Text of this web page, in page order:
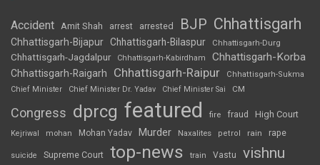
Accident Amit Shah arrest arrested BJP Chhattisgarh
Chhattisgarh-Bijapur Chhattisgarh-Bilaspur Chhattisgarh-Durg
Chhattisgarh-Jagdalpur Chhattisgarh-Kabirdham Chhattisgarh-Korba
Chhattisgarh-Raigarh Chhattisgarh-Raipur
Chhattisgarh-Sukma
Chief Minister
Chief Minister Dr. Yadav Chief Minister Sai CM
Congress dprcg featured fire fraud High Court
Kejriwal mohan Mohan Yadav Murder Naxalites petrol rain rape
suicide Supreme Court top-news train Vastu vishnu